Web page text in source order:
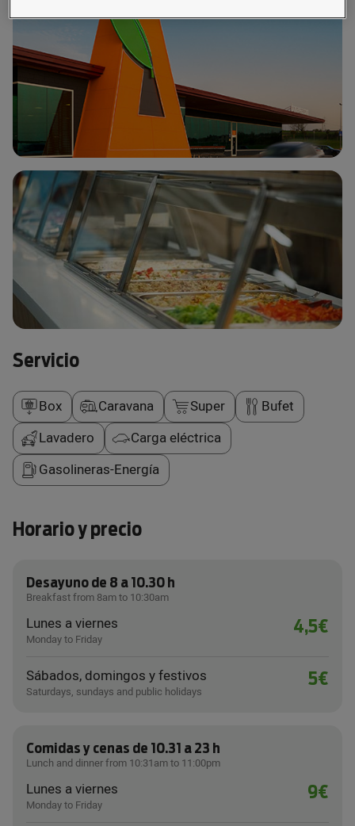
Servicio
Box Caravana Super
Bufet
Lavadero
Carga eléctrica
Gasolineras-Energía
Horario y precio
Desayuno de 8 a 10.30 h
Breakfast from 8am to 10:30am
4,5€
Lunes a viernes
Monday to Friday
5€
Sábados, domingos y festivos
Saturdays, sundays and public holidays
Comidas y cenas de 10.31 a 23 h
Lunch and dinner from 10:31am to 11:00pm
9€
Lunes a viernes
Monday to Friday